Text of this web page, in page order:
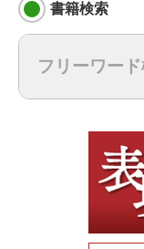
書籍検索